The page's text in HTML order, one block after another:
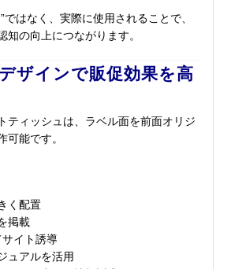
ではなく、実際に使用されることで、
知の向上につながります。
ザインで販促効果を高
ティッシュは、ラベル面を前面オリジ
可能です。
く配置
掲載
イト誘導
ュアルを活用